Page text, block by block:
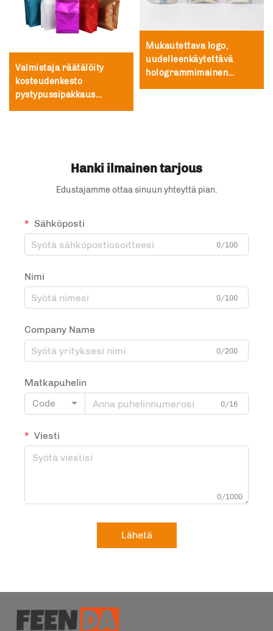
Valmistaja räätälöity
kosteudenkesto
pystypussipakkaus
Mukautettava logo,
uudelleenkäytettävä
hologrammimainen
Hanki ilmainen tarjous
Edustajamme ottaa sinuun yhteyttä pian.
Sähköposti
0/100
Nimi
0/100
Company Name
0/200
Matkapuhelin
Code
0/16
Viesti
0/1000
Lähetä